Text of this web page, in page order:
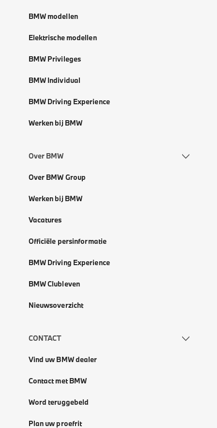
BMW modellen
Elektrische modellen
BMW Privileges
BMW Individual
BMW Driving Experience
Werken bij BMW
Over BMW
Over BMW Group
Werken bij BMW
Vacatures
Officiële persinformatie
BMW Driving Experience
BMW Clubleven
Nieuwsoverzicht
CONTACT
Vind uw BMW dealer
Contact met BMW
Word teruggebeld
Plan uw proefrit